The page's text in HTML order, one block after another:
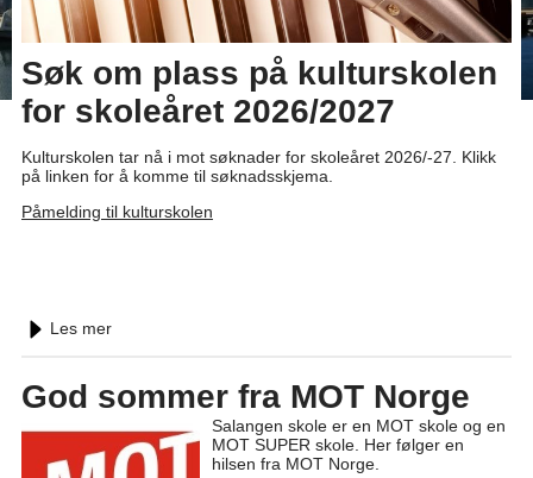
Søk om plass på kulturskolen
for skoleåret 2026/2027
Kulturskolen tar nå i mot søknader for skoleåret 2026/-27. Klikk
på linken for å komme til søknadsskjema.
Påmelding til kulturskolen
Les mer
God sommer fra MOT Norge
Salangen skole er en MOT skole og en
MOT SUPER skole. Her følger en
hilsen fra MOT Norge.